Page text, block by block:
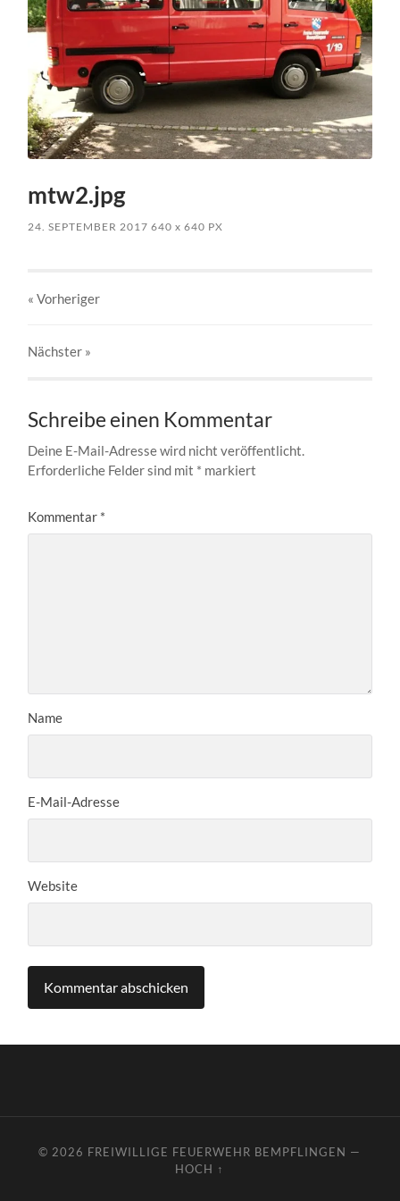
mtw2.jpg
24. SEPTEMBER 2017 640x 640 PX
« Vorheriger
Nächster »
Schreibe einen Kommentar
Deine E-Mail-Adresse wird nicht veröffentlicht.
Erforderliche Felder sind mit * markiert
Kommentar *
Name
E-Mail-Adresse
Website
© 2026 FREIWILLIGE FEUERWEHR BEMPFLINGEN —
HOCH ↑